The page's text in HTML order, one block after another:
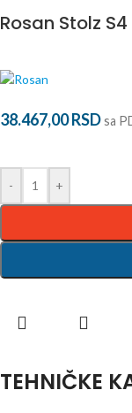
Rosan Stolz
38.467,00RSDsa
- +
TEHNIČKE